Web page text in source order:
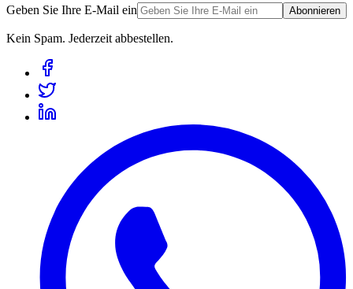
Geben Sie Ihre E-Mail ein Abonnieren
Kein Spam. Jederzeit abbestellen.